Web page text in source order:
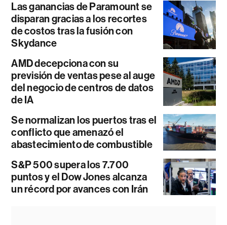
Las ganancias de Paramount se
disparan gracias a los recortes
de costos tras la fusión con
Skydance
AMD decepciona con su
previsión de ventas pese al auge
del negocio de centros de datos
de IA
Se normalizan los puertos tras el
conflicto que amenazó el
abastecimiento de combustible
S&P 500 supera los 7.700
puntos y el Dow Jones alcanza
un récord por avances con Irán